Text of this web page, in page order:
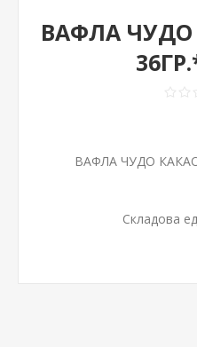
ВАФЛА ЧУДО
ВАФЛА ЧУДО
Складова